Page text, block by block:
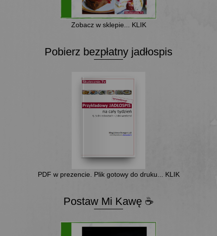
Zobacz w sklepie... KLIK
Pobierz bezpłatny jadłospis
PDF w prezencie. Plik gotowy do druku... KLIK
Postaw Mi Kawę ☕